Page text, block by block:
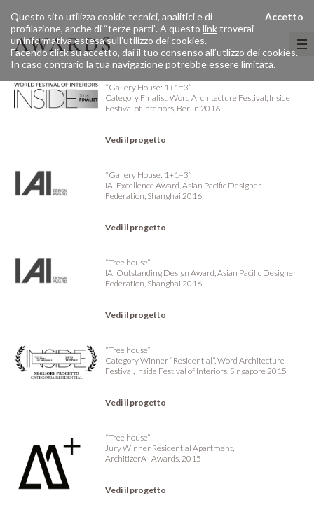
Accetto
Questo sito utilizza cookie tecnici, analitici e di
profilazione, anche di “terze parti”. A questo linktroverai
un’informativa estesa sull’utilizzo dei cookies.
Facendo click su accetto, dai il tuo consenso all’utlizzo dei cookies.
In caso contrario la tua navigazione potrebbe essere limitata.
AWARDS
“Gallery House: 1+1=3”
Category Finalist, Word Architecture Festival, Inside
Festival of Interiors, Berlin 2016
Vedi il progetto
“Gallery House: 1+1=3”
IAI Excellence Award, Asian Pacific Designer
Federation, Shanghai 2016
Vedi il progetto
“Tree house”
IAI Outstanding Design Award, Asian Pacific Designer
Federation, Shanghai 2016.
Vedi il progetto
“Tree house”
Category Winner “Residential”, Word Architecture
Festival, Inside Festival of Interiors, Singapore 2015
Vedi il progetto
“Tree house”
Jury Winner Residential Apartment,
ArchitizerA+Awards, 2015
Vedi il progetto